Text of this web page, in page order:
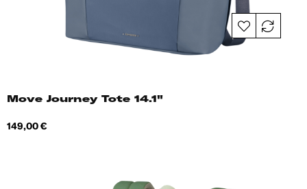
Move Journey Tote 14.1"
Hind
149,00 €